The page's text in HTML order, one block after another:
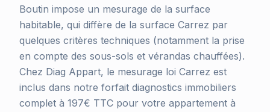
Boutin impose un mesurage de la surface
habitable, qui diffère de la surface Carrez par
quelques critères techniques (notamment la prise
en compte des sous-sols et vérandas chauffées).
Chez Diag Appart, le mesurage loi Carrez est
inclus dans notre forfait diagnostics immobiliers
complet à 197€ TTC pour votre appartement à